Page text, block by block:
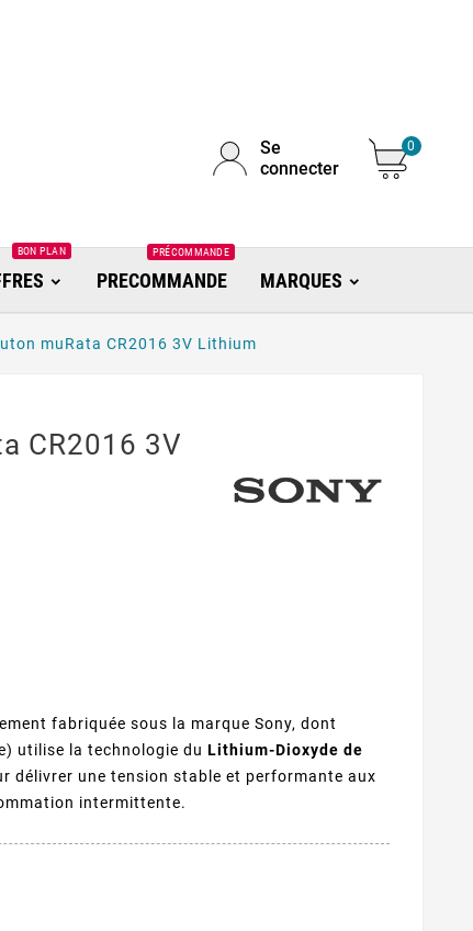
Se
connecter
0
BON PLAN
PRECOMMANDE
PRÉCOMMANDE
MARQUES
muRata CR2016 3V Lithium
CR2016 3V
fabriquée sous la marque Sony, dont
utilise la technologie du Lithium-Dioxyde de
délivrer une tension stable et performante aux
intermittente.